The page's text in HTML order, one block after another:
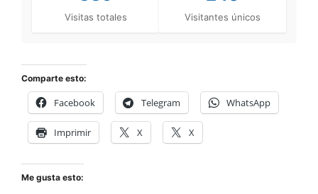
Visitas totales Visitantes únicos
Comparte esto:
Facebook Telegram WhatsApp
Imprimir X X
Me gusta esto: